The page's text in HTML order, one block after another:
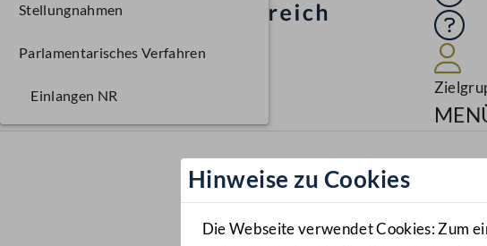
Hinweise zu Cookies
Die Webseite verwendet Cookies: Zum
Stellungnahmen
Parlamentarisches Verfahren
Einlangen NR